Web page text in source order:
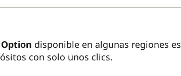
disponible en algunas regiones es
con solo unos clics.